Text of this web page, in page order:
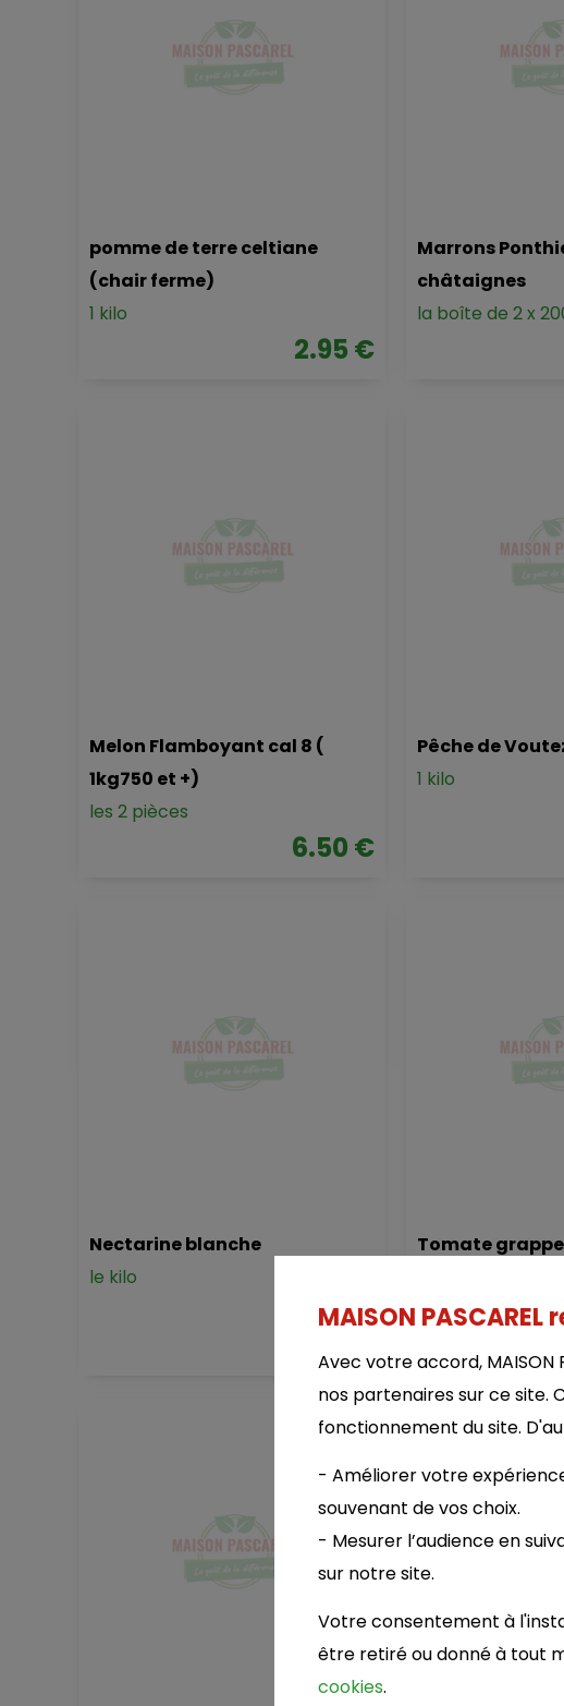
pomme de terre celtiane
(chair ferme)
1 kilo
2.95 €
Marrons
châtaignes
la boîte de 2 x
Melon Flamboyant cal 8 (
1kg750 et +)
les 2 pièces
6.50 €
Pêche de
1 kilo
Nectarine blanche
le kilo
Tomate grappe
MAISON
Avec votre accord, MAISON
nos partenaires sur ce site.
fonctionnement du site.
- Améliorer votre
souvenant de vos choix.
- Mesurer l’audience en
sur notre site.
Votre consentement à
être retiré ou donné à tout
cookies.